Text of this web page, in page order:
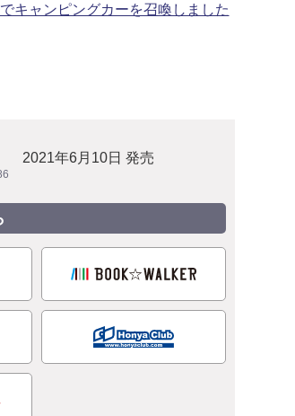
キャンピングカーを召喚しました
2021年6月10日 発売